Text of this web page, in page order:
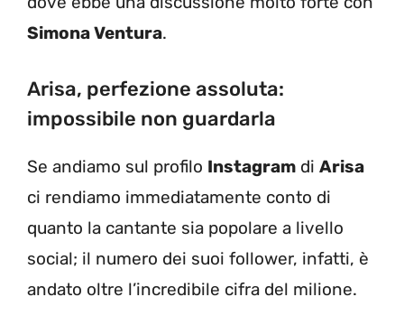
Simona Ventura.
Arisa, perfezione assoluta:
impossibile non guardarla
Se andiamo sul profilo Instagram di Arisa
ci rendiamo immediatamente conto di
quanto la cantante sia popolare a livello
social; il numero dei suoi follower, infatti, è
andato oltre l’incredibile cifra del milione.